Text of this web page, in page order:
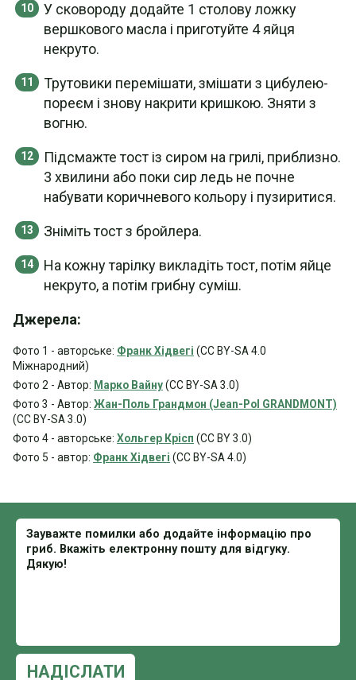
У сковороду додайте 1 столову ложку
вершкового масла і приготуйте 4 яйця
некруто.
Трутовики перемішати, змішати з цибулею-
пореєм і знову накрити кришкою. Зняти з
вогню.
Підсмажте тост із сиром на грилі, приблизно.
3 хвилини або поки сир ледь не почне
набувати коричневого кольору і пузиритися.
Зніміть тост з бройлера.
На кожну тарілку викладіть тост, потім яйце
некруто, а потім грибну суміш.
Джерела:
Фото 1 - авторське: Франк Хідвегі (CC BY-SA 4.0
Міжнародний)
Фото 2 - Автор: Марко Вайну(CC BY-SA 3.0)
Фото 3 - Автор: Жан-Поль Грандмон (Jean-Pol GRANDMONT)
(CC BY-SA 3.0)
Фото 4 - авторське: Хольгер Крісп (CC BY 3.0)
Фото 5 - автор: Франк Хідвегі (CC BY-SA 4.0)
НАДІСЛАТИ